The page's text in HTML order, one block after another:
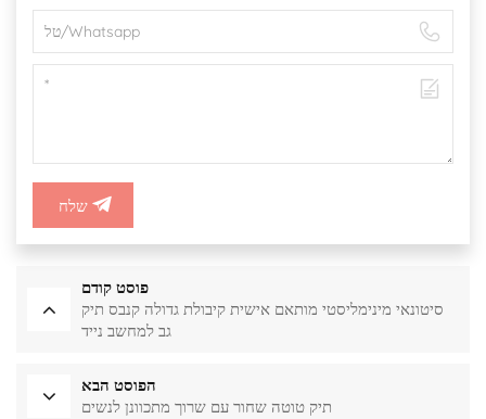
שלח
פוסט קודם
סיטונאי מינימליסטי מותאם אישית קיבולת גדולה קנבס תיק
גב למחשב נייד
הפוסט הבא
תיק טוטה שחור עם שרוך מתכוונן לנשים